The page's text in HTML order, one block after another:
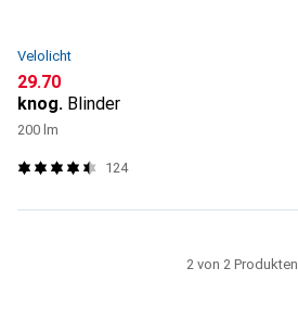
Velolicht
CHF
29.70
knog. Blinder
200 lm
124
2 von 2 Produkten